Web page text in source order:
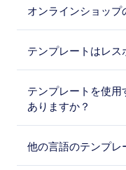
オンラインショップ
テンプレートはレス
テンプレートを使
ありますか？
他の言語のテンプレ